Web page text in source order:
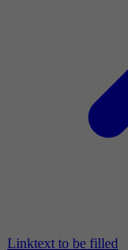
Linktext to be filled